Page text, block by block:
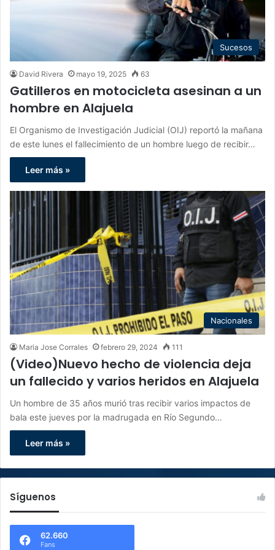
Sucesos
David Rivera mayo 19, 2025 63
Gatilleros en motocicleta asesinan a un
hombre en Alajuela
El Organismo de Investigación Judicial (OIJ) reportó la mañana
de este lunes el fallecimiento de un hombre luego de recibir…
Leer más »
Nacionales
Maria Jose Corrales febrero 29, 2024 111
(Video)Nuevo hecho de violencia deja
un fallecido y varios heridos en Alajuela
Un hombre de 35 años murió tras recibir varios impactos de
bala este jueves por la madrugada en Río Segundo…
Leer más »
Síguenos
62.660
Fans